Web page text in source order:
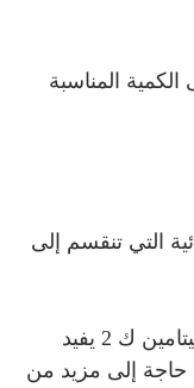
المناسبة
التي تنقسم إلى
يشارك فيتامين ك 1 في تخثر الدم وفيتامين ك 2 يفيد
حاجة إلى مزيد من